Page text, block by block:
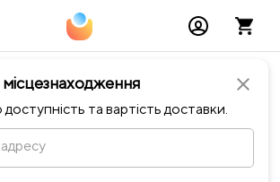
close
та вартість доставки.
NEO ROOM